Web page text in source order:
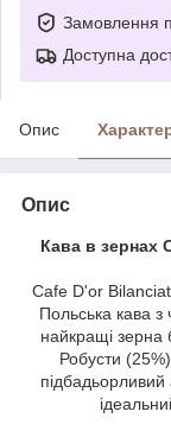
Замовлення
Доступна
Опис
Опис
Кава в зернах
Cafe D'or
Польська кава
найкращі зерна
Робусти